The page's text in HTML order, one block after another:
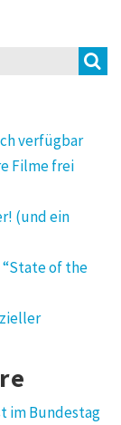
verfügbar
Filme frei
(und ein
of the
im Bundestag